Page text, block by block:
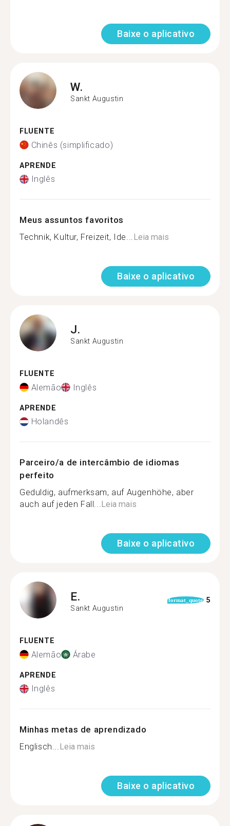
Baixe o aplicativo
W.
Sankt Augustin
FLUENTE
Chinês (simplificado)
APRENDE
Inglês
Meus assuntos favoritos
Technik, Kultur, Freizeit, Ide...Leia mais
Baixe o aplicativo
J.
Sankt Augustin
FLUENTE
Alemão Inglês
APRENDE
Holandês
Parceiro/a de intercâmbio de idiomas
perfeito
Geduldig, aufmerksam, auf Augenhöhe, aber
auch auf jeden Fall...Leia mais
Baixe o aplicativo
E.
Sankt Augustin
format_quote 5
FLUENTE
Alemão Árabe
APRENDE
Inglês
Minhas metas de aprendizado
Englisch...Leia mais
Baixe o aplicativo